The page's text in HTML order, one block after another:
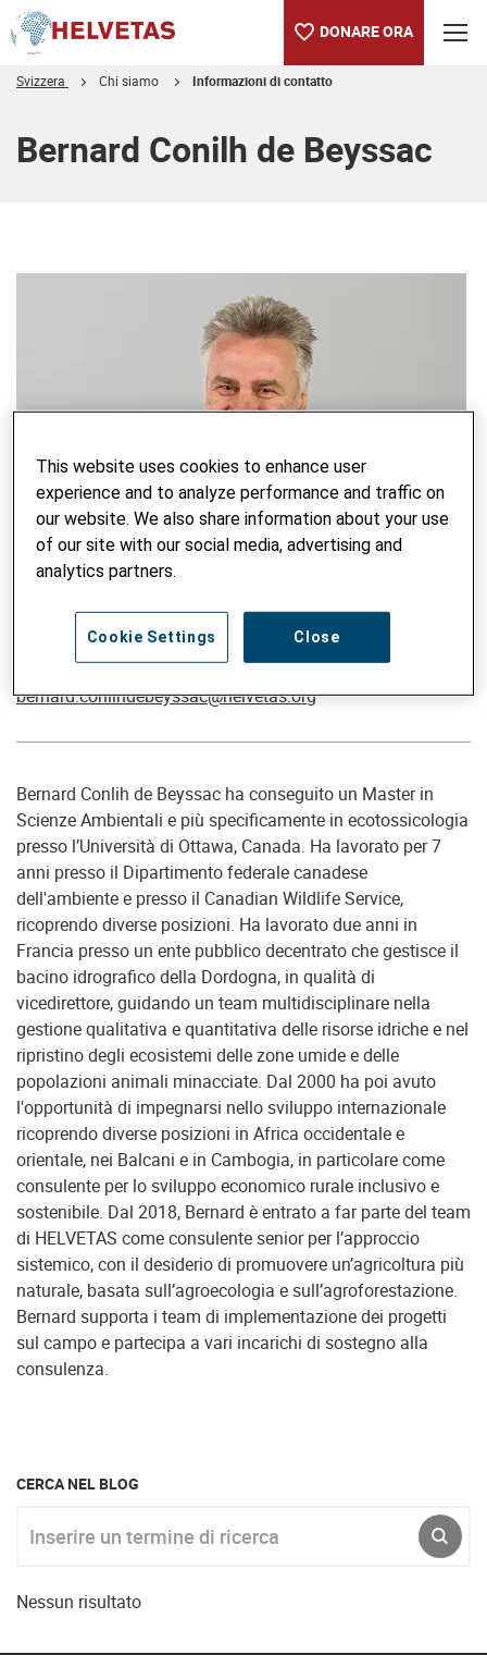
DONARE ORA
Svizzera Chi siamo Informazioni di contatto
Bernard Conilh de Beyssac
Entrepreneurship
Bernard Conilh de Beyssac
bernard.conilhdebeyssac@helvetas.org
Bernard Conlih de Beyssac ha conseguito un Master in
Scienze Ambientali e più specificamente in ecotossicologia
presso l’Università di Ottawa, Canada. Ha lavorato per 7
anni presso il Dipartimento federale canadese
dell'ambiente e presso il Canadian Wildlife Service,
ricoprendo diverse posizioni. Ha lavorato due anni in
Francia presso un ente pubblico decentrato che gestisce il
bacino idrografico della Dordogna, in qualità di
vicedirettore, guidando un team multidisciplinare nella
gestione qualitativa e quantitativa delle risorse idriche e nel
ripristino degli ecosistemi delle zone umide e delle
popolazioni animali minacciate. Dal 2000 ha poi avuto
l'opportunità di impegnarsi nello sviluppo internazionale
ricoprendo diverse posizioni in Africa occidentale e
orientale, nei Balcani e in Cambogia, in particolare come
consulente per lo sviluppo economico rurale inclusivo e
sostenibile. Dal 2018, Bernard è entrato a far parte del team
di HELVETAS come consulente senior per l’approccio
sistemico, con il desiderio di promuovere un’agricoltura più
naturale, basata sull’agroecologia e sull’agroforestazione.
Bernard supporta i team di implementazione dei progetti
sul campo e partecipa a vari incarichi di sostegno alla
consulenza.
CERCA NEL BLOG
INVIA
Nessun risultato
This website uses cookies to enhance user
experience and to analyze performance and traffic on
our website. We also share information about your use
of our site with our social media, advertising and
analytics partners.
Close
Cookie Settings